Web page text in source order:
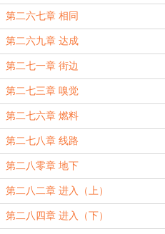
第二六七章 相同
第二六九章 达成
第二七一章 街边
第二七三章 嗅觉
第二七六章 燃料
第二七八章 线路
第二八零章 地下
第二八二章 进入（上）
第二八四章 进入（下）